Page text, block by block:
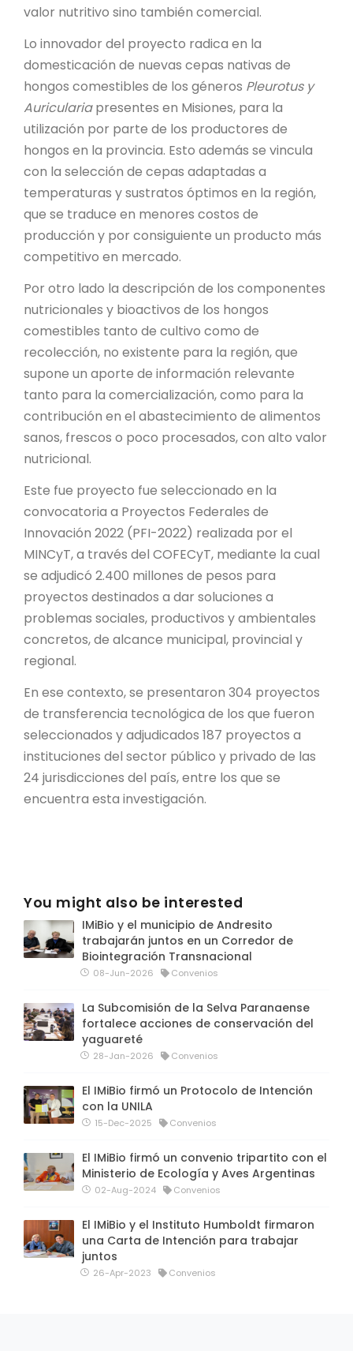
valor nutritivo sino también comercial.
Lo innovador del proyecto radica en la
domesticación de nuevas cepas nativas de
hongos comestibles de los géneros Pleurotus y
Auriculariapresentes en Misiones, para la
utilización por parte de los productores de
hongos en la provincia. Esto además se vincula
con la selección de cepas adaptadas a
temperaturas y sustratos óptimos en la región,
que se traduce en menores costos de
producción y por consiguiente un producto más
competitivo en mercado.
Por otro lado la descripción de los componentes
nutricionales y bioactivos de los hongos
comestibles tanto de cultivo como de
recolección, no existente para la región, que
supone un aporte de información relevante
tanto para la comercialización, como para la
contribución en el abastecimiento de alimentos
sanos, frescos o poco procesados, con alto valor
nutricional.
Este fue proyecto fue seleccionado en la
convocatoria a Proyectos Federales de
Innovación 2022 (PFI-2022) realizada por el
MINCyT, a través del COFECyT, mediante la cual
se adjudicó 2.400 millones de pesos para
proyectos destinados a dar soluciones a
problemas sociales, productivos y ambientales
concretos, de alcance municipal, provincial y
regional.
En ese contexto, se presentaron 304 proyectos
de transferencia tecnológica de los que fueron
seleccionados y adjudicados 187 proyectos a
instituciones del sector público y privado de las
24 jurisdicciones del país, entre los que se
encuentra esta investigación.
You might also be interested
IMiBio y el municipio de Andresito
trabajarán juntos en un Corredor de
Biointegración Transnacional
08-Jun-2026 Convenios
La Subcomisión de la Selva Paranaense
fortalece acciones de conservación del
yaguareté
28-Jan-2026 Convenios
El IMiBio firmó un Protocolo de Intención
con la UNILA
15-Dec-2025 Convenios
El IMiBio firmó un convenio tripartito con el
Ministerio de Ecología y Aves Argentinas
02-Aug-2024 Convenios
El IMiBio y el Instituto Humboldt firmaron
una Carta de Intención para trabajar
juntos
26-Apr-2023 Convenios